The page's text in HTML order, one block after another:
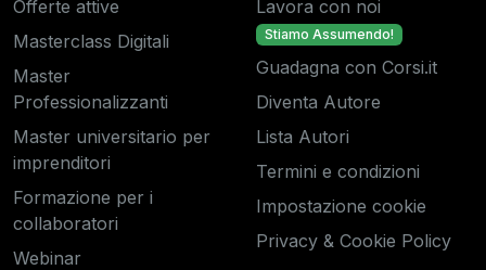
Offerte attive
Masterclass Digitali
Master
Professionalizzanti
Master universitario per
imprenditori
Formazione per i
collaboratori
Webinar
Lavora con noi
Stiamo Assumendo!
Guadagna con Corsi.it
Diventa Autore
Lista Autori
Termini e condizioni
Impostazione cookie
Privacy & Cookie Policy